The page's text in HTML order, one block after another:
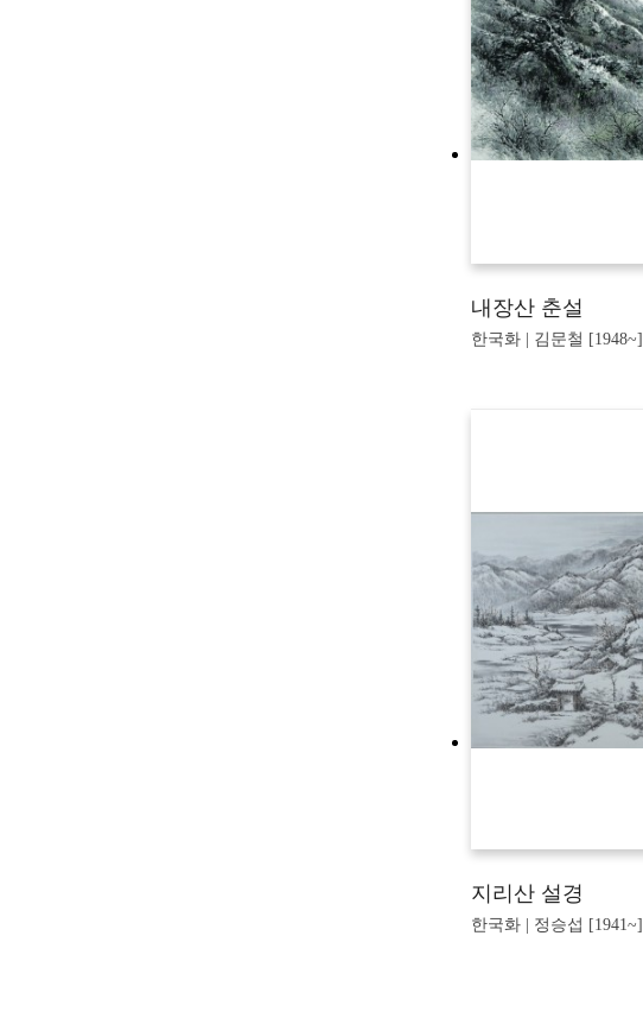
내장산 춘설
한국화 | 김문철 [1948~]
지리산 설경
한국화 | 정승섭 [1941~]